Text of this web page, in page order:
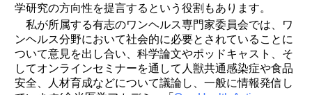
学研究の方向性を提言するという役割もあります。
私が所属する有志のワンヘルス専門家委員会では、ワ
ンヘルス分野において社会的に必要とされていることに
ついて意見を出し合い、科学論文やポッドキャスト、そ
してオンラインセミナーを通して人獣共通感染症や食品
安全、人材育成などについて議論し、一般に情報発信し